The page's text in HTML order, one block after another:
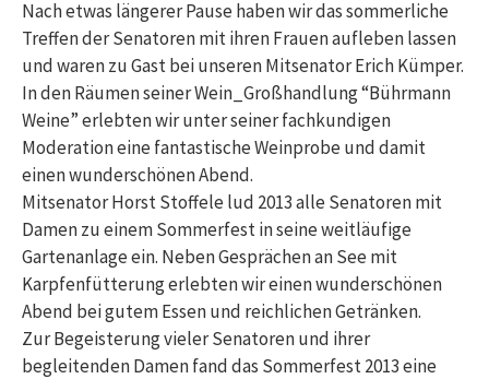
Nach etwas längerer Pause haben wir das sommerliche
Treffen der Senatoren mit ihren Frauen aufleben lassen
und waren zu Gast bei unseren Mitsenator Erich Kümper.
In den Räumen seiner Wein_Großhandlung “Bührmann
Weine” erlebten wir unter seiner fachkundigen
Moderation eine fantastische Weinprobe und damit
einen wunderschönen Abend.
Mitsenator Horst Stoffele lud 2013 alle Senatoren mit
Damen zu einem Sommerfest in seine weitläufige
Gartenanlage ein. Neben Gesprächen an See mit
Karpfenfütterung erlebten wir einen wunderschönen
Abend bei gutem Essen und reichlichen Getränken.
Zur Begeisterung vieler Senatoren und ihrer
begleitenden Damen fand das Sommerfest 2013 eine